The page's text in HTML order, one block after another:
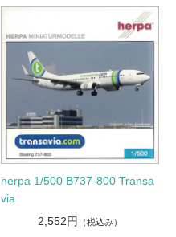
herpa 1/500 B737-800 Transa
via
2,552円
（税込み）